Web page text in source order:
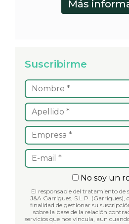
Suscribirme
No soy un
El responsable del tratamiento de
J&A Garrigues, S.L.P. (Garrigues), quien los tratará con la
finalidad de gestionar su
sobre la base de la relación
servicios que nos vincula, aun